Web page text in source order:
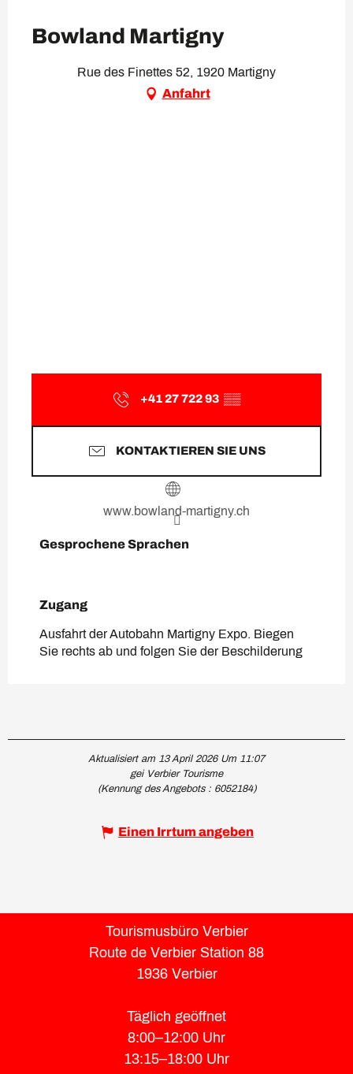
Bowland Martigny
Rue des Finettes 52, 1920 Martigny
Anfahrt
+41 27 722 93 ▒▒
KONTAKTIEREN SIE UNS
www.bowland-martigny.ch
Gesprochene Sprachen
Gesprochene Sprachen
Zugang
Zugang
Ausfahrt der Autobahn Martigny Expo. Biegen
Sie rechts ab und folgen Sie der Beschilderung
Aktualisiert am 13 April 2026 Um 11:07
gei Verbier Tourisme
(Kennung des Angebots : 6052184)
Einen Irrtum angeben
Tourismusbüro Verbier
Route de Verbier Station 88
1936 Verbier
Täglich geöffnet
8:00–12:00 Uhr
13:15–18:00 Uhr